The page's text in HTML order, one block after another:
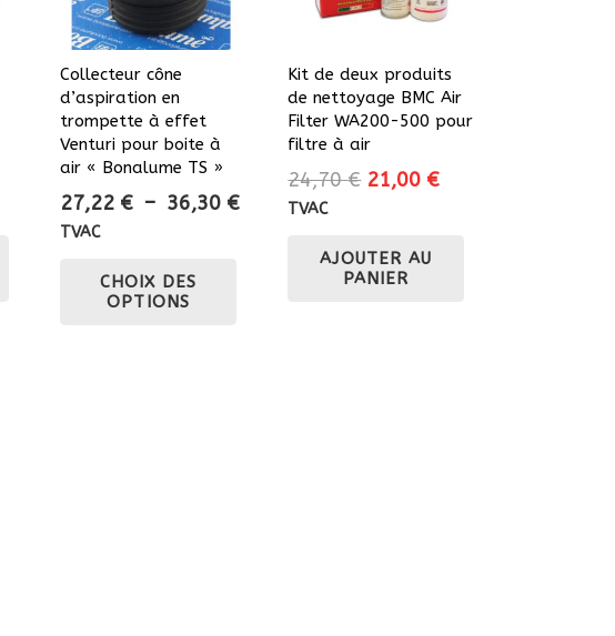
Collecteur cône
d’aspiration en
trompette à effet
Venturi pour boite à
air « Bonalume TS »
27,22 € – 36,30 €Plage
TVAC
CHOIX DES
OPTIONS
Kit de deux produits
de nettoyage BMC Air
Filter WA200-500 pour
filtre à air
24,70€ Le
était :
24,70 €.
21,00 €Le
TVAC
AJOUTER AU
PANIER